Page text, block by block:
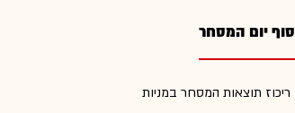
סוף יום המסחר
ריכוז תוצאות המסחר במניות